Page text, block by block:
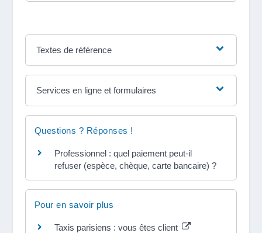
Textes de référence
Services en ligne et formulaires
Questions ? Réponses !
Professionnel : quel paiement peut-il
refuser (espèce, chèque, carte bancaire) ?
Pour en savoir plus
Taxis parisiens : vous êtes client